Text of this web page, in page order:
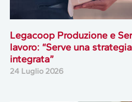
Legacoop Produzione e
lavoro: “Serve una
integrata”
24 Luglio 2026